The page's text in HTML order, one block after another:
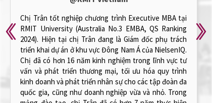
Anh Giang tốt nghiệp Tiến sĩ ngành Computational and
Quantum Modeling tại Đại học Quốc gia Singapore
(Global No.8 University, QS Ranking 2025). Anh có 4
năm làm Computational Researcher tại NUS, tham gia
thiết kế và áp dụng các mô hình tính toán để giải quyết
các vấn đề lượng tử phức tạp, triển khai và thử nghiệm
các thuật toán lượng tử được viết bằng Fortran và
Senior Modeler at Risk Management
Division @SHBFinance